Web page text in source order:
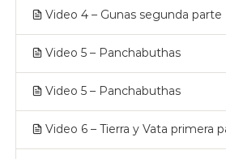
Video 4 – Gunas segunda parte
Video 5 – Panchabuthas
Video 5 – Panchabuthas
Video 6 – Tierra y Vata primera